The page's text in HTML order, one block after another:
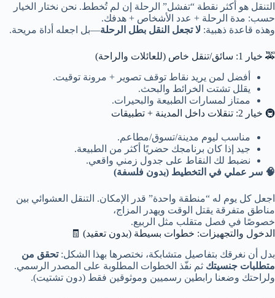
التنقل هو أكثر نقطة “تفشل” الرحلة إن لم تُخطط. نحن نختار الخيار
حسب: مدة الرحلة + عدد الأشخاص + هدفك.
وهذه قاعدة ذهبية: لا تجعل النقل بطل الرحلة—بل اجعله أداة مريحة.
🚕 خيار 1: سائق/تنقل خاص (للعائلات والراحة)
أفضل لمن يريد نقاط توقف تصوير + مرونة توقيت.
يقلل تشتت الخرائط والبحث.
ممتاز لمسارات الطبيعة والبحيرات.
🚇 خيار 2: تنقلات داخل المدينة + تطبيقات
مناسب ليوم مدينة/تسوق/مطاعم.
جيد إذا كان برنامجك حضريًا أكثر من الطبيعة.
نضبط لك النقاط على جدول زمني واقعي.
🧠 سر عملي في التخطيط (بدون فلسفة)
اجعل كل يوم له “منطقة واحدة” قدر الإمكان. التنقل العشوائي بين
مناطق متفرقة يقتل الوقت ويهدر المزاج،
خصوصًا في فصل متقلب مثل الربيع.
الدخول والتجهيزات: خطوات بسيطة (بدون تعقيد) 🧾
بدل أن نغرقك بتفاصيل متشابكة، نختصرها بهذا الشكل:تحقق من
متطلبات جنسيتك ثم نفّذ الخطوات المطلوبة على المصدر الرسمي.
ولراحتك وضعنا رابطين رسميين وموثوقين فقط (دون تشتيت).